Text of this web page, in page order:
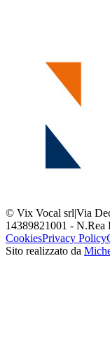
© Vix Vocal srl|Via
14389821001 - N.Rea
CookiesPrivacy Policy
Sito realizzato da